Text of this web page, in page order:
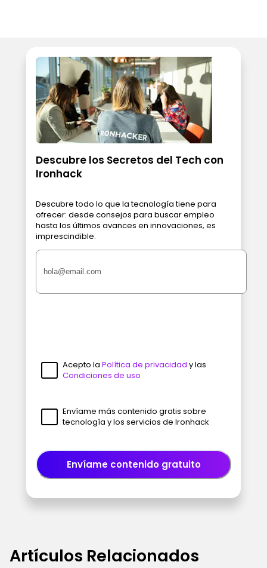
Descubre los Secretos del Tech con
Ironhack
Descubre todo lo que la tecnología tiene para
ofrecer: desde consejos para buscar empleo
hasta los últimos avances en innovaciones, es
imprescindible.
Acepto la Política de privacidad y las
Condiciones de uso
Envíame más contenido gratis sobre
tecnología y los servicios de Ironhack
Envíame contenido gratuito
Artículos Relacionados